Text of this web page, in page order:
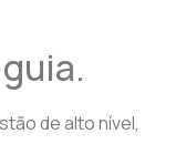
de alto nível,